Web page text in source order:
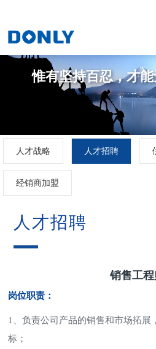
惟有坚持百忍，才
人才战略 人才招聘
经销商加盟
人才招聘
销售工
岗位职责：
1、负责公司产品的销售和市场拓展
标；